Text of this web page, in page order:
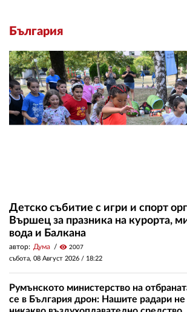
България
Детско събитие с игри и спорт
Вършец за празника на курорта,
вода и Балкана
автор: Дума visibility 2007
събота, 08 Август 2026 / 18:22
Румънското министерство на
се в България дрон: Нашите радари не